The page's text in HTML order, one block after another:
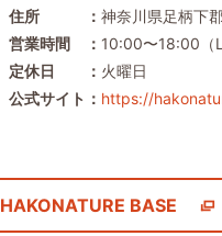
住所 ： 神奈川県足柄下
営業時間 ： 10:00〜18:00（
定休日 ： 火曜日
公式サイト： https://
HAKONATURE BASE